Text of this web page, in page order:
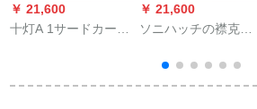
￥ 21,600
十灯A 1サードカータ
を食べるということ
￥ 21,600
ソニハッチの襟克克
グルECM-V 1 BMP